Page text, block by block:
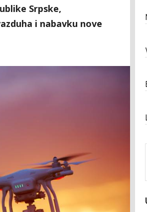
Srpske,
i nabavku nove